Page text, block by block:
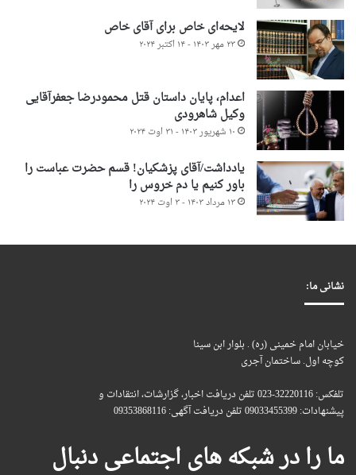
لایحه‌ای خاص برای آقای خاص
۲۳ مهر ۱۴۰۳ - ۱۴ اکتبر ۲۰۲۴
اعدام، پایان داستان قتل محمودرضا جعفرآقایی
وکیل شاهرودی
۱۰ شهریور ۱۴۰۳ - ۳۱ اوت ۲۰۲۴
یادداشت/آقای پزشکیان! قسم حضرت عباست را
باور کنیم یا دم خروس را
۱۳ مرداد ۱۴۰۳ - ۳ اوت ۲۰۲۴
نشانی ما:
خیابان امام خمینی (ره) . بلوار ابن سینا
کوچه اول. ساختمان آجری
تلفکس: 32220116-023 تلفن دریافت اخبار، گزارشات، انتقادات و
پیشنهادات: 09033455399 تلفن دریافت آگهی: 09353868116
ما را در شبکه های اجتماعی دنبال